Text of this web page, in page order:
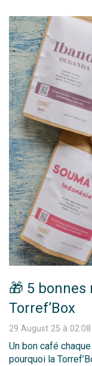
🎁 5 bonnes
Torref’Box
29 August 25 à 02:08
Un bon café
pourquoi la